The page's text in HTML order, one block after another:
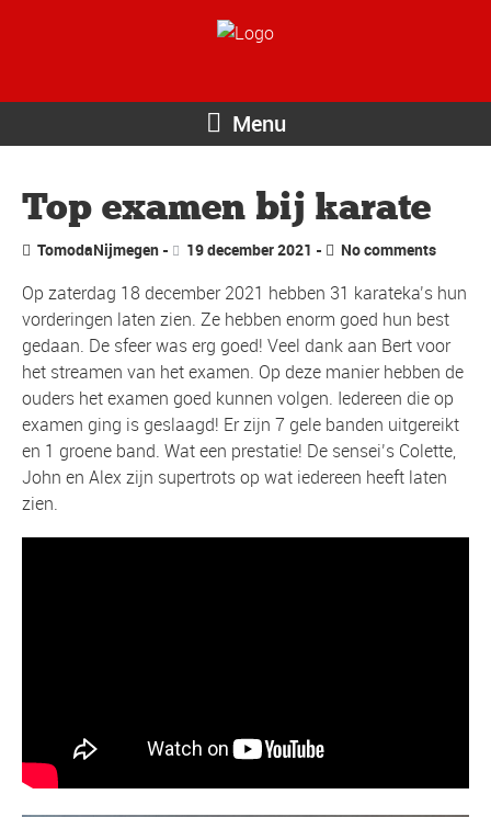
Menu
Top examen bij karate
TomodaNijmegen 19 december 2021 No comments
Op zaterdag 18 december 2021 hebben 31 karateka’s hun
vorderingen laten zien. Ze hebben enorm goed hun best
gedaan. De sfeer was erg goed! Veel dank aan Bert voor
het streamen van het examen. Op deze manier hebben de
ouders het examen goed kunnen volgen. Iedereen die op
examen ging is geslaagd! Er zijn 7 gele banden uitgereikt
en 1 groene band. Wat een prestatie! De sensei’s Colette,
John en Alex zijn supertrots op wat iedereen heeft laten
zien.